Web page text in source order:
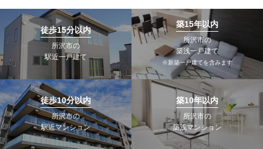
徒歩15分以内
所沢市の
駅近一戸建て
築15年以内
所沢市の
築浅一戸建て
※新築一戸建てを含みます
徒歩10分以内
所沢市の
駅近マンション
築10年以内
所沢市の
築浅マンション